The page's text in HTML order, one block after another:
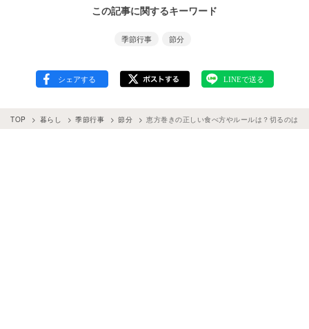
この記事に関するキーワード
季節行事 節分
TOP 暮らし 季節行事 節分 恵方巻きの正しい食べ方やルールは？切るのは